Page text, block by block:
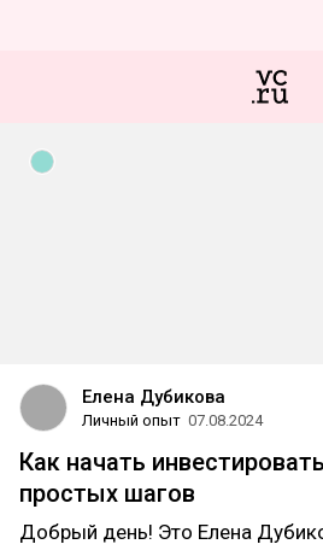
Елена Дубикова
Личный опыт 07.08.2024
Как начать
простых шагов
Добрый день! Это Елена